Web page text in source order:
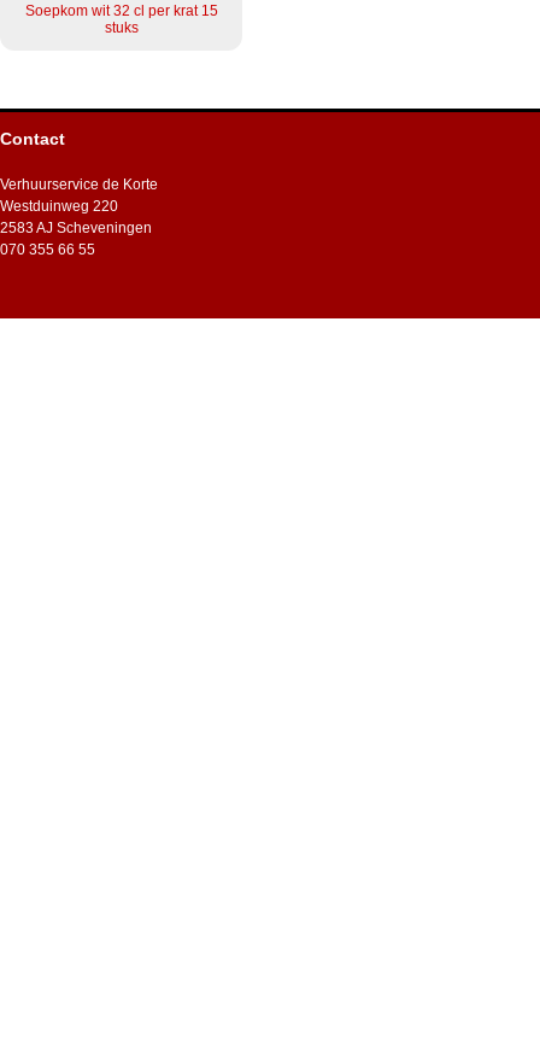
Soepkom wit 32 cl per krat 15
stuks
Contact
Verhuurservice de Korte
Westduinweg 220
2583 AJ Scheveningen
070 355 66 55